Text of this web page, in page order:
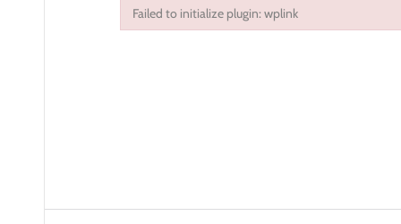
Failed to initialize plugin: wplink
Failed to initialize plugin: wplink